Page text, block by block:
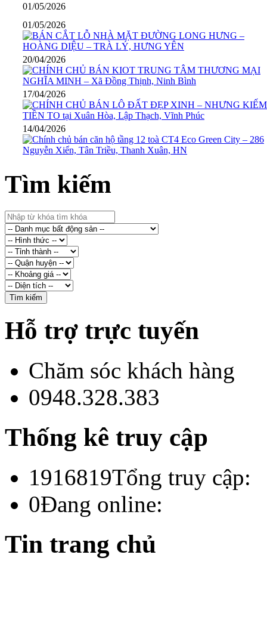
01/05/2026
01/05/2026
20/04/2026
17/04/2026
14/04/2026
Tìm kiếm
Hỗ trợ trực tuyến
Chăm sóc khách hàng
0948.328.383
Thống kê truy cập
1916819Tổng truy cập:
0Đang online:
Tin trang chủ